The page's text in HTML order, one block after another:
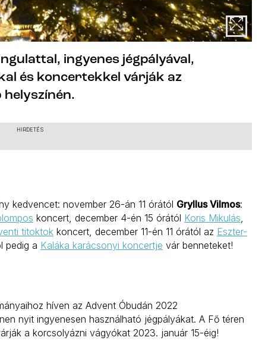
ingyenes jégpályával,
és koncertekkel várják az
HIRDETÉS
kedvencet: november 26-án 11 órától Gryllus Vilmos:
koncert, december 4-én 15 órától Koris Mikulás
titoktok koncert, december 11-én 11 órától az Eszter-
pedig a Kaláka karácsonyi koncertje vár benneteket!
híven az Advent Óbudán 2022
nyit ingyenesen használható jégpályákat. A Fő téren
a korcsolyázni vágyókat 2023. január 15-éig!